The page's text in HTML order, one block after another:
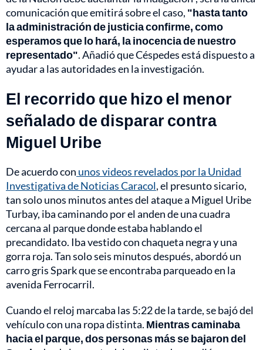
comunicación que emitirá sobre el caso, "hasta tanto
la administración de justicia confirme, como
esperamos que lo hará, la inocencia de nuestro
representado". Añadió que Céspedes está dispuesto a
ayudar a las autoridades en la investigación.
El recorrido que hizo el menor
señalado de disparar contra
Miguel Uribe
De acuerdo con unos videos revelados por la Unidad
Investigativa de Noticias Caracol, el presunto sicario,
tan solo unos minutos antes del ataque a Miguel Uribe
Turbay, iba caminando por el anden de una cuadra
cercana al parque donde estaba hablando el
precandidato. Iba vestido con chaqueta negra y una
gorra roja. Tan solo seis minutos después, abordó un
carro gris Spark que se encontraba parqueado en la
avenida Ferrocarril.
Cuando el reloj marcaba las 5:22 de la tarde, se bajó del
vehículo con una ropa distinta. Mientras caminaba
hacia el parque, dos personas más se bajaron del